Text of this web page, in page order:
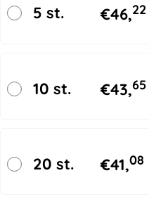
5 st. €46,22
10 st. €43,65
20 st. €41,08